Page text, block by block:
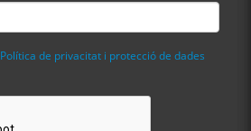
Política de privacitat i protecció de dades